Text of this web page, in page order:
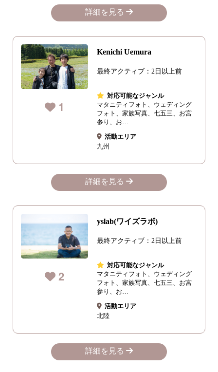
詳細を見る
1
Kenichi Uemura
最終アクティブ：2日以上前
対応可能なジャンル
マタニティフォト、ウェディング
フォト、家族写真、七五三、お宮
参り、お…
活動エリア
九州
詳細を見る
2
yslab(ワイズラボ)
最終アクティブ：2日以上前
対応可能なジャンル
マタニティフォト、ウェディング
フォト、家族写真、七五三、お宮
参り、お…
活動エリア
北陸
詳細を見る